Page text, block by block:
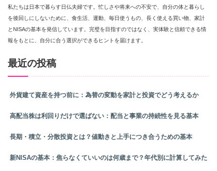
私たちは日本で暮らす日仏夫婦です。忙しさや将来への不安で、自分の体と暮らし
を後回しにしないために、食生活、運動、毎日使うもの、長く使える買い物、家計
とNISAの基本を発信しています。完璧を目指すのではなく、実体験と信頼できる情
報をもとに、自分に合う選択ができるヒントを届けます。
最近の投稿
外貨建て資産を持つ前に：為替の変動を家計と投資でどう考えるか
高配当株は利回りだけで選ばない：配当と事業の持続性を見る基本
長期・積立・分散投資とは？値動きと上手につき合うための基本
新NISAの基本：焦らなくていいのは何歳まで？年代別に計算してみた